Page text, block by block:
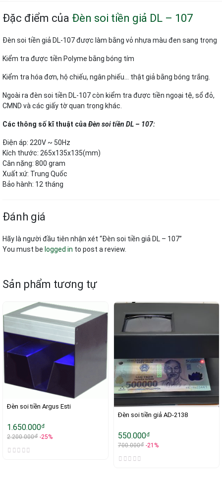
Đặc điểm của Đèn soi tiền giả DL – 107
Đèn soi tiền giả DL-107 được làm bằng vỏ nhựa màu đen sang trọng
Kiểm tra được tiền Polyme bằng bóng tím
Kiểm tra hóa đơn, hộ chiếu, ngân phiếu… thật giả bằng bóng trắng.
Ngoài ra đèn soi tiền DL-107 còn kiểm tra được tiền ngoại tệ, sổ đỏ,
CMND và các giấy tờ quan trọng khác.
Các thông số kĩ thuật của Đèn soi tiền DL – 107:
Điện áp: 220V ~ 50Hz
Kích thước: 265x135x135(mm)
Cân nặng: 800 gram
Xuất xứ: Trung Quốc
Bảo hành: 12 tháng
Đánh giá
Hãy là người đầu tiên nhận xét “Đèn soi tiền giả DL – 107”
You must be logged in to post a review.
Sản phẩm tương tự
Đèn soi tiền Argus Esti
1.650.000đ
2.200.000đ -25%
Đèn soi tiền giả AD-2138
550.000đ
700.000đ -21%